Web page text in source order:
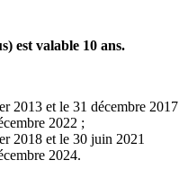
est valable 10 ans.
2013 et le 31 décembre 2017
2022 ;
2018 et le 30 juin 2021
2024.